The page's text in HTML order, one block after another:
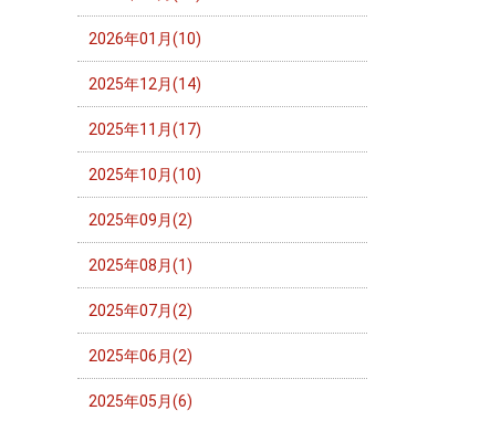
2026年01月(10)
2025年12月(14)
2025年11月(17)
2025年10月(10)
2025年09月(2)
2025年08月(1)
2025年07月(2)
2025年06月(2)
2025年05月(6)